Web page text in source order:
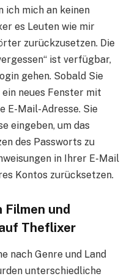
ich mich an keinen
es Leuten wie mir
zurückzusetzen. Die
ist verfügbar,
gehen. Sobald Sie
neues Fenster mit
E-Mail-Adresse. Sie
eingeben, um das
des Passworts zu
in Ihrer E-Mail
Kontos zurücksetzen.
und
Theflixer
nach Genre und Land
unterschiedliche